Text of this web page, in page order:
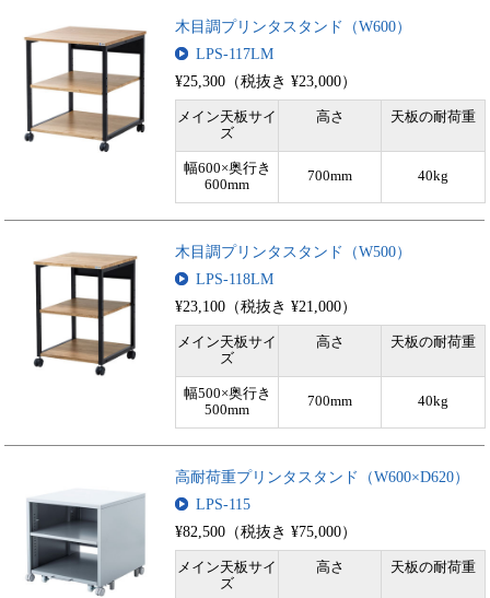
木目調プリンタスタンド（W600）
LPS-117LM
¥25,300（税抜き ¥23,000）
メイン天板サイ
ズ
高さ 天板の耐荷重
幅600×奥行き
600mm
700mm 40kg
木目調プリンタスタンド（W500）
LPS-118LM
¥23,100（税抜き ¥21,000）
メイン天板サイ
ズ
高さ 天板の耐荷重
幅500×奥行き
500mm
700mm 40kg
高耐荷重プリンタスタンド（W600×D620）
LPS-115
¥82,500（税抜き ¥75,000）
メイン天板サイ
ズ
高さ 天板の耐荷重